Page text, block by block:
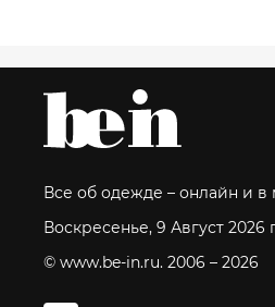
Все об одежде – онлайн и в
Воскресенье, 9 Август 2026
© www.be-in.ru. 2006 – 2026